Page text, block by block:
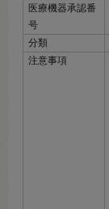
医療機器承認番
号
分類
注意事項